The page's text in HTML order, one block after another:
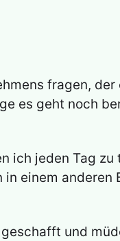
fragen, der
es geht noch
ich jeden Tag zu
einem anderen
und